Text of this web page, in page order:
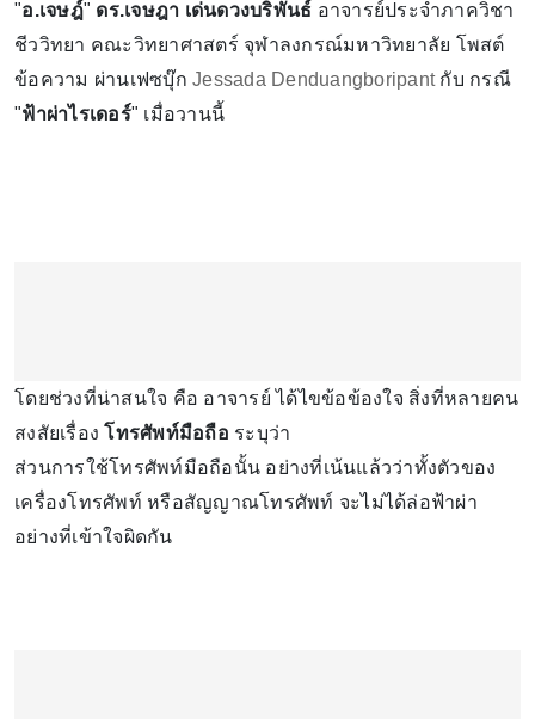
"อ.เจษฎ์" ดร.เจษฎา เด่นดวงบริพันธ์ อาจารย์ประจำภาควิชา
ชีววิทยา คณะวิทยาศาสตร์ จุฬาลงกรณ์มหาวิทยาลัย โพสต์
ข้อความ ผ่านเฟซบุ๊ก Jessada Denduangboripantกับ กรณี
"ฟ้าผ่าไรเดอร์" เมื่อวานนี้
โดยช่วงที่น่าสนใจ คือ อาจารย์ ได้ไขข้อข้องใจ สิ่งที่หลายคน
สงสัยเรื่อง โทรศัพท์มือถือ ระบุว่า
ส่วนการใช้โทรศัพท์มือถือนั้น อย่างที่เน้นแล้วว่าทั้งตัวของ
เครื่องโทรศัพท์ หรือสัญญาณโทรศัพท์ จะไม่ได้ล่อฟ้าผ่า
อย่างที่เข้าใจผิดกัน